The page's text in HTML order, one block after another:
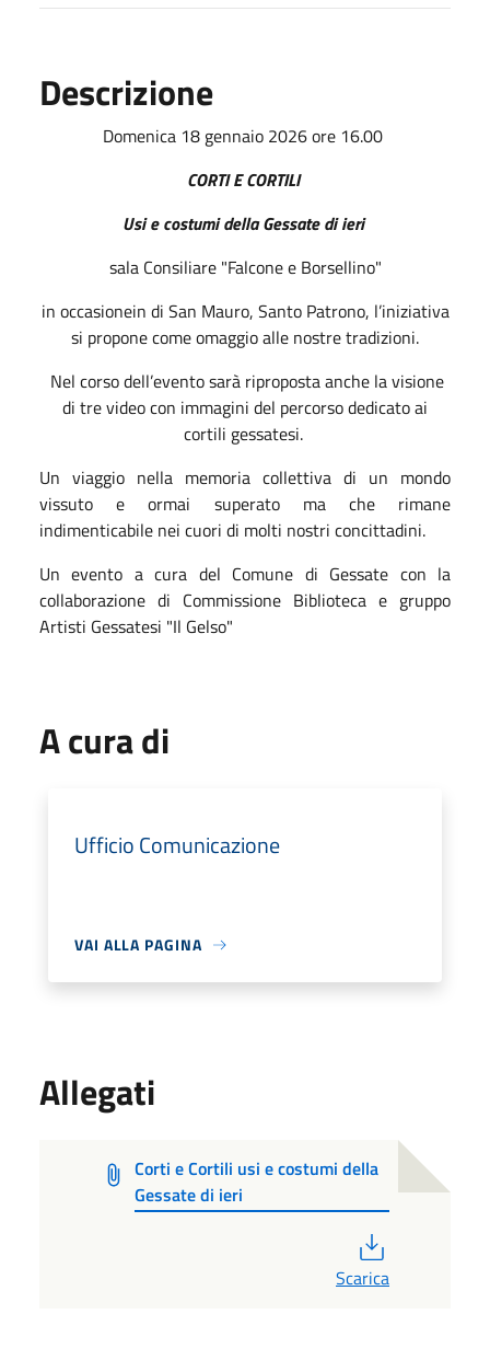
Descrizione
Domenica 18 gennaio 2026 ore 16.00
CORTI E CORTILI
Usi e costumi della Gessate di ieri
sala Consiliare "Falcone e Borsellino"
in occasionein di San Mauro, Santo Patrono, l’iniziativa
si propone come omaggio alle nostre tradizioni.
Nel corso dell’evento sarà riproposta anche la visione
di tre video con immagini del percorso dedicato ai
cortili gessatesi.
Un viaggio nella memoria collettiva di un mondo
vissuto e ormai superato ma che rimane
indimenticabile nei cuori di molti nostri concittadini.
Un evento a cura del Comune di Gessate con la
collaborazione di Commissione Biblioteca e gruppo
Artisti Gessatesi "Il Gelso"
A cura di
Ufficio Comunicazione
VAI ALLA PAGINA
Allegati
Corti e Cortili usi e costumi della
Gessate di ieri
Scarica